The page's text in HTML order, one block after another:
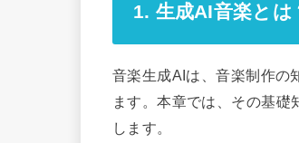
1. 生成AI音楽と
音楽生成AIは、音楽制作の
ます。本章では、その基
します。